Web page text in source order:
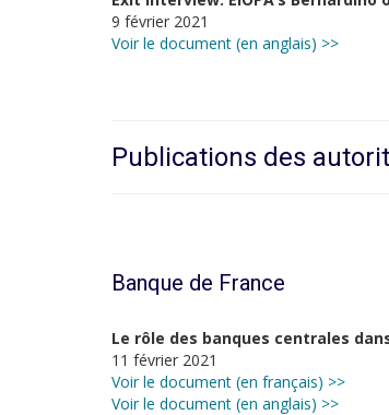
9 février 2021
Voir le document (en anglais) >>
Publications des
Banque de France
Le rôle des banques centrales
11 février 2021
Voir le document (en français) >>
Voir le document (en anglais) >>